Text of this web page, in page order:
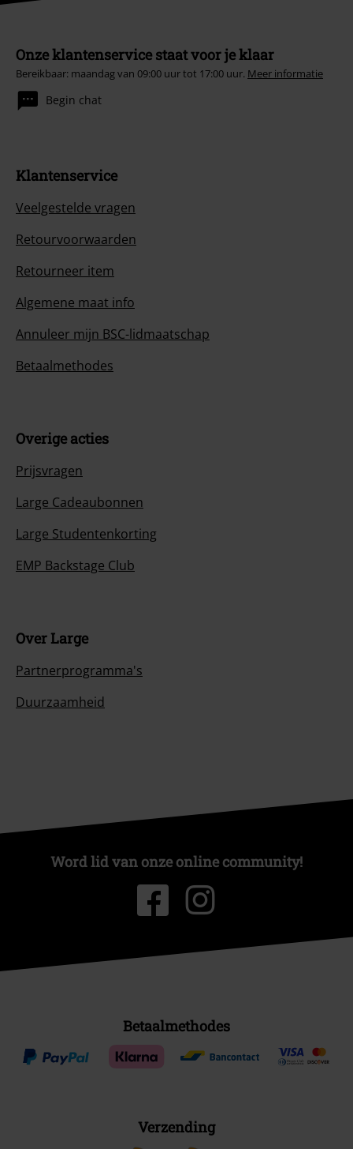
Onze klantenservice staat voor je klaar
Bereikbaar: maandag van 09:00 uur tot 17:00 uur. Meer informatie
Begin chat
Klantenservice
Veelgestelde vragen
Retourvoorwaarden
Retourneer item
Algemene maat info
Annuleer mijn BSC-lidmaatschap
Betaalmethodes
Overige acties
Prijsvragen
Large Cadeaubonnen
Large Studentenkorting
EMP Backstage Club
Over Large
Partnerprogramma's
Duurzaamheid
Word lid van onze online community!
Betaalmethodes
Verzending